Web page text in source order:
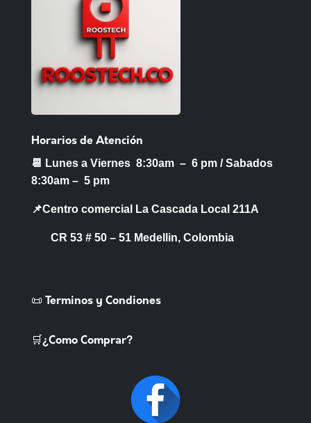
Horarios de Atención
📆 Lunes a Viernes 8:30am – 6 pm /Sabados
8:30am – 5 pm
📌Centro comercial La Cascada Local 211A
CR 53 # 50 – 51 Medellin, Colombia
📜 Terminos y Condiones
🛒¿Como Comprar?